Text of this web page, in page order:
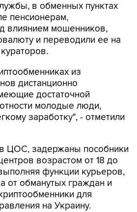
в обменных пунктах
пенсионерам,
влиянием мошенников,
и переводили ее на
из
дистанционно
достаточной
молодые люди,
заработку", - отметили
ЦОС, задержаны пособники
возрастом от 18 до
функции курьеров,
от обманутых граждан и
для
на Украину.